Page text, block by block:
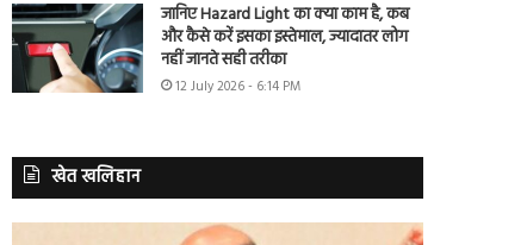
जानिए Hazard Light का क्या काम है, कब
और कैसे करें इसका इस्तेमाल, ज्यादातर लोग
नहीं जानते सही तरीका
12 July 2026 - 6:14 PM
खेत खलिहान